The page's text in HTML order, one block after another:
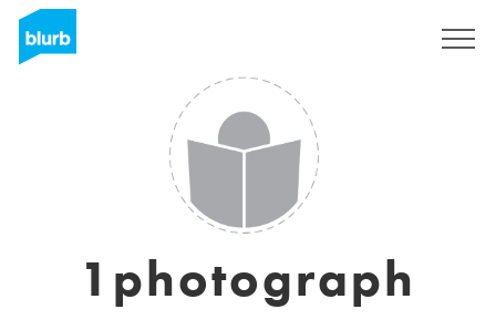
1photograph